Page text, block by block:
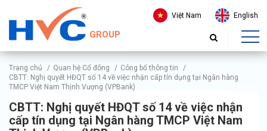
GROUP
Việt Nam English
Trang chủ / Quan hệ Cổ đông / Công bố thông tin
/
CBTT: Nghị quyết HĐQT số 14 về việc nhận cấp tín dụng tại Ngân hàng
TMCP Việt Nam Thịnh Vượng (VPBank)
CBTT: Nghị quyết HĐQT số 14 về việc nhận
cấp tín dụng tại Ngân hàng TMCP Việt Nam